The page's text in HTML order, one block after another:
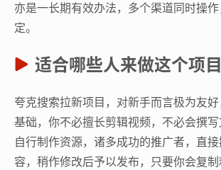
亦是一长期有效办法，多个渠道同时操
定。
适合哪些人来做这个项目
夸克搜索拉新项目，对新手而言极为友
基础，你不必擅长剪辑视频，不必会撰
自行制作资源，诸多成功的推广者，直
容，稍作修改后予以发布，只要你会复